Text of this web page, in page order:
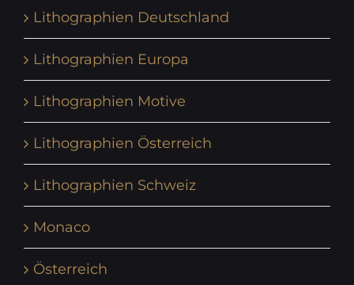
Lithographien Deutschland
Lithographien Europa
Lithographien Motive
Lithographien Österreich
Lithographien Schweiz
Monaco
Österreich